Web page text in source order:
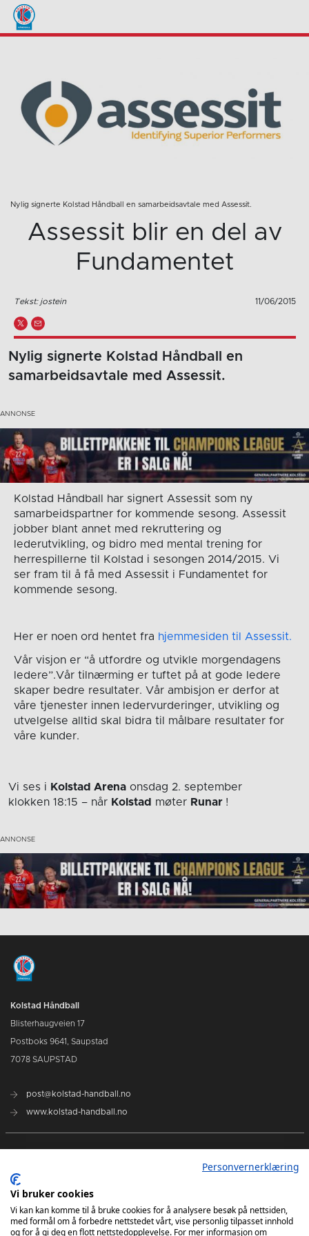
Nylig signerte Kolstad Håndball en samarbeidsavtale med Assessit.
Assessit blir en del av
Fundamentet
Tekst: jostein 11/06/2015
Nylig signerte Kolstad Håndball en
samarbeidsavtale med Assessit.
Kolstad Håndball har signert Assessit som ny
samarbeidspartner for kommende sesong. Assessit
jobber blant annet med rekruttering og
lederutvikling, og bidro med mental trening for
herrespillerne til Kolstad i sesongen 2014/2015. Vi
ser fram til å få med Assessit i Fundamentet for
kommende sesong.
Her er noen ord hentet fra hjemmesiden til Assessit.
Vår visjon er “å utfordre og utvikle morgendagens
ledere”.Vår tilnærming er tuftet på at gode ledere
skaper bedre resultater. Vår ambisjon er derfor at
våre tjenester innen ledervurderinger, utvikling og
utvelgelse alltid skal bidra til målbare resultater for
våre kunder.
Vi ses i Kolstad Arena onsdag 2. september
klokken 18:15 – når Kolstad møter Runar !
Kolstad Håndball
Blisterhaugveien 17
Postboks 9641, Saupstad
7078 SAUPSTAD
post@kolstad-handball.no
www.kolstad-handball.no
Om Kolstad Håndball
Billetter og sesongkort kjøpes her
Personvernerklæring
Vi bruker cookies
Vi kan kan komme til å bruke cookies for å analysere besøk på nettsiden,
med formål om å forbedre nettstedet vårt, vise personlig tilpasset innhold
og for å gi deg en flott nettstedopplevelse. For mer informasjon om